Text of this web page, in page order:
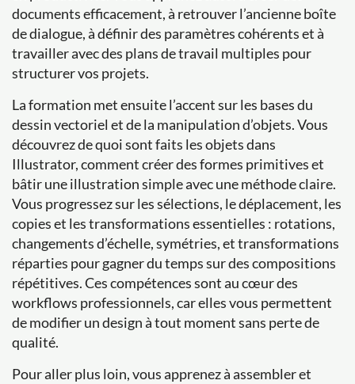
documents efficacement, à retrouver l’ancienne boîte
de dialogue, à définir des paramètres cohérents et à
travailler avec des plans de travail multiples pour
structurer vos projets.
La formation met ensuite l’accent sur les bases du
dessin vectoriel et de la manipulation d’objets. Vous
découvrez de quoi sont faits les objets dans
Illustrator, comment créer des formes primitives et
bâtir une illustration simple avec une méthode claire.
Vous progressez sur les sélections, le déplacement, les
copies et les transformations essentielles : rotations,
changements d’échelle, symétries, et transformations
réparties pour gagner du temps sur des compositions
répétitives. Ces compétences sont au cœur des
workflows professionnels, car elles vous permettent
de modifier un design à tout moment sans perte de
qualité.
Pour aller plus loin, vous apprenez à assembler et